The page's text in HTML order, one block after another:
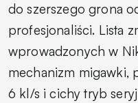
do szerszego grona
profesjonaliści. Lista
wprowadzonych w
mechanizm migawki,
6 kl/s i cichy tryb